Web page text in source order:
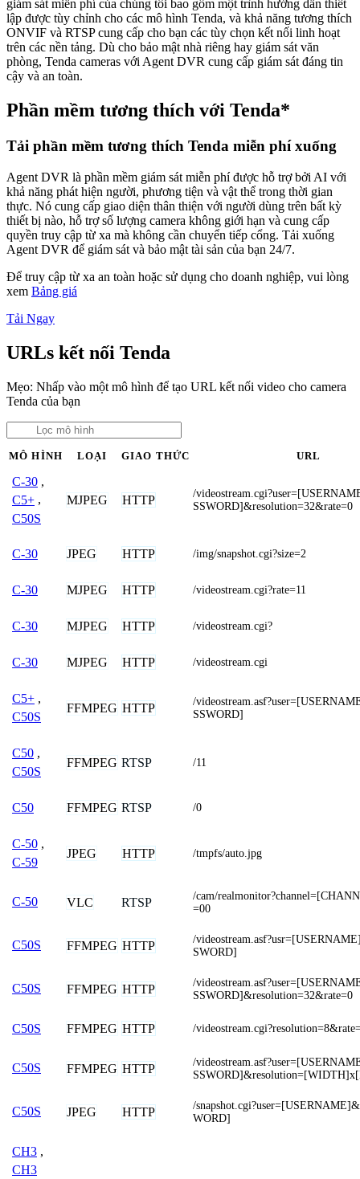
giám sát miễn phí của chúng tôi bao gồm một trình hướng dẫn thiết
lập được tùy chỉnh cho các mô hình Tenda, và khả năng tương thích
ONVIF và RTSP cung cấp cho bạn các tùy chọn kết nối linh hoạt
trên các nền tảng. Dù cho bảo mật nhà riêng hay giám sát văn
phòng, Tenda cameras với Agent DVR cung cấp giám sát đáng tin
cậy và an toàn.
Phần mềm tương thích với Tenda*
Tải phần mềm tương thích Tenda miễn phí xuống
Agent DVR là phần mềm giám sát miễn phí được hỗ trợ bởi AI với
khả năng phát hiện người, phương tiện và vật thể trong thời gian
thực. Nó cung cấp giao diện thân thiện với người dùng trên bất kỳ
thiết bị nào, hỗ trợ số lượng camera không giới hạn và cung cấp
quyền truy cập từ xa mà không cần chuyển tiếp cổng. Tải xuống
Agent DVR để giám sát và bảo mật tài sản của bạn 24/7.
Để truy cập từ xa an toàn hoặc sử dụng cho doanh nghiệp, vui lòng
xem Bảng giá
Tải Ngay
URLs kết nối Tenda
Mẹo: Nhấp vào một mô hình để tạo URL kết nối video cho camera
Tenda của bạn
MÔ HÌNH LOẠI GIAO THỨC URL
C-30 ,
C5+ ,
C50S
MJPEG HTTP
/
SSWORD]&resolution=32&rate=0
C-30 JPEG HTTP /img/snapshot.cgi?size=2
C-30 MJPEG HTTP /videostream.cgi?rate=11
C-30 MJPEG HTTP /videostream.cgi?
C-30 MJPEG HTTP /videostream.cgi
C5+ ,
C50S
FFMPEG HTTP
/
SSWORD]
C50 ,
C50S
FFMPEG RTSP /11
C50 FFMPEG RTSP /0
C-50 ,
C-59
JPEG HTTP /tmpfs/auto.jpg
C-50 VLC RTSP
/cam/
=00
C50S FFMPEG HTTP
/
SWORD]
C50S FFMPEG HTTP
/
SSWORD]&resolution=32&rate=0
C50S FFMPEG HTTP /
C50S FFMPEG HTTP
/
C50S JPEG HTTP
/
WORD]
CH3 ,
CH3